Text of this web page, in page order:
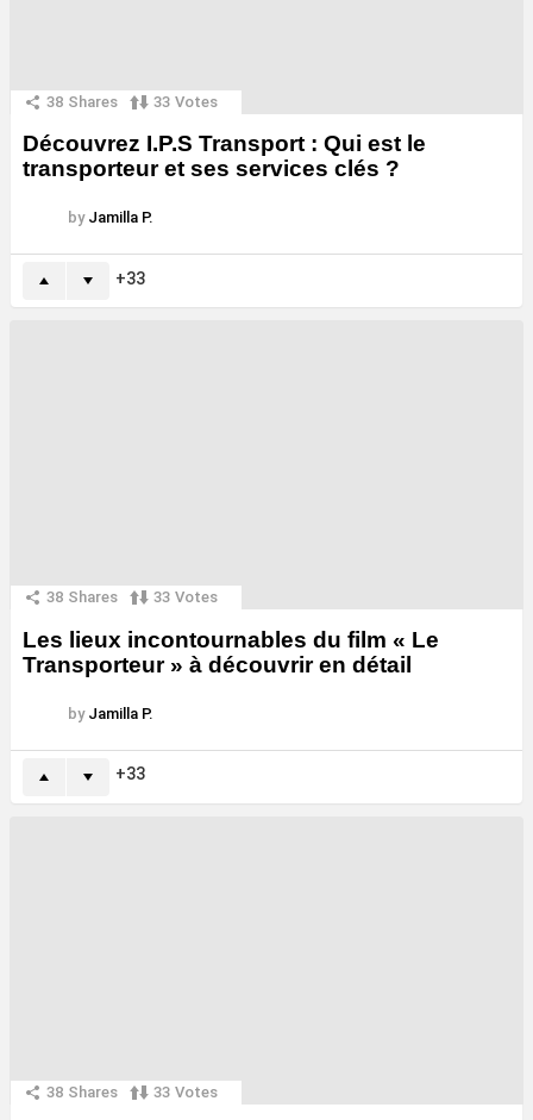
38 Shares 33 Votes
Découvrez I.P.S Transport : Qui est le
transporteur et ses services clés ?
by Jamilla P.
33
38 Shares 33 Votes
Les lieux incontournables du film « Le
Transporteur » à découvrir en détail
by Jamilla P.
33
38 Shares 33 Votes